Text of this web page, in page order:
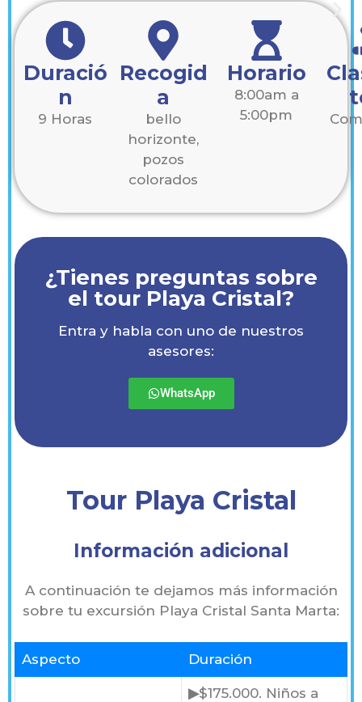
Duració
n
9 Horas
Recogid
a
bello
horizonte,
pozos
colorados
Horario
8:00am a
5:00pm
¿Tienes preguntas sobre
el tour Playa Cristal?
Entra y habla con uno de nuestros
asesores:
WhatsApp
Tour Playa Cristal
Información adicional
A continuación te dejamos más información
sobre tu excursión Playa Cristal Santa Marta:
Aspecto Duración
▶$175.000. Niños a